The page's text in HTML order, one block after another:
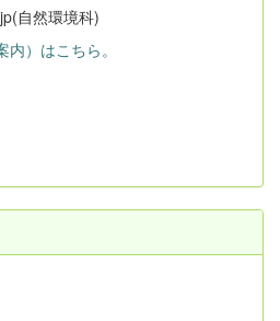
自然環境科)
）はこちら。